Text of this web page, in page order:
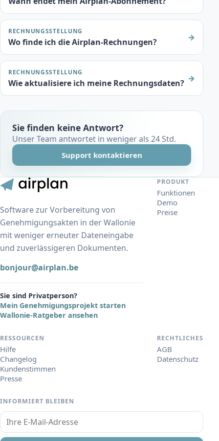
RECHNUNGSSTELLUNG
Wo finde ich die Airplan-Rechnungen? →
RECHNUNGSSTELLUNG
Wie aktualisiere ich meine Rechnungsdaten? →
Sie finden keine Antwort?
Unser Team antwortet in weniger als 24 Std.
Support kontaktieren
Software zur Vorbereitung von
Genehmigungsakten in der Wallonie
mit weniger erneuter Dateneingabe
und zuverlässigeren Dokumenten.
bonjour@airplan.be
Sie sind Privatperson?
Mein Genehmigungsprojekt starten
Wallonie-Ratgeber ansehen
PRODUKT
Funktionen
Demo
Preise
RESSOURCEN
Hilfe
Changelog
Kundenstimmen
Presse
RECHTLICHES
AGB
Datenschutz
INFORMIERT BLEIBEN
Ihre E-Mail-Adresse